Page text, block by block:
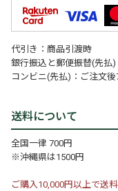
代引き：商品引渡時
銀行振込と郵便振替(先払
コンビニ(先払)：ご注文
送料について
全国一律 700円
※沖縄県は1500円
ご購入10,000円以上で送